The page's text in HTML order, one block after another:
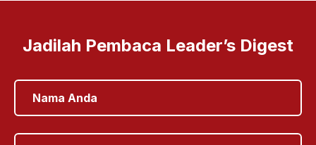
Jadilah Pembaca Leader’s Digest